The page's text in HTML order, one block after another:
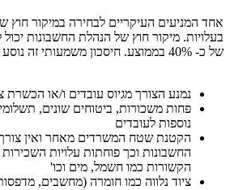
אחד המניעים העיקריים לבחירה במיקור חוץ
בעלויות. מיקור חוץ של הנהלת החשבונות יכול
של כ- 40% בממוצע. חיסכון משמעותי זה נוסע ממספר סיבות:
נמנע הצורך מגיוס עובדים ו/או הכשרת
פחות משכורות, ביטוחים שונים, תשלומי
נוספות לעובדים
הקטנת שטח המשרדים מאחר ואין
החשבונות וכך פוחתות עלויות השכירות
הקשורות כמו חשמל, מים וכו'
ציוד נלווה כמו חומרה (מחשבים,